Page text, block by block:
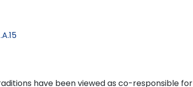
have been viewed as co-responsible